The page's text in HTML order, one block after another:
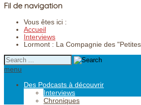
Fil de navigation
Vous êtes ici :
Accueil
Interviews
Lormont : La Compagnie des
menu
Des Podcasts à découvrir
Interviews
Chroniques